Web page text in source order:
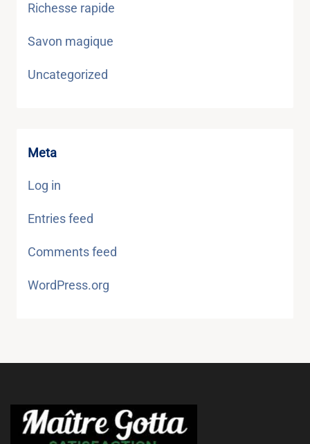
Richesse rapide
Savon magique
Uncategorized
Meta
Log in
Entries feed
Comments feed
WordPress.org